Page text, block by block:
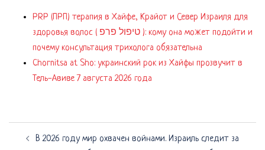
PRP (ПРП) терапия в Хайфе, Крайот и Север Израиля для
здоровья волос ( טיפול פרפ ): кому она может подойти и
почему консультация трихолога обязательна
Chornitsa at Sho: украинский рок из Хайфы прозвучит в
Тель-Авиве 7 августа 2026 года
В 2026 году мир охвачен войнами. Израиль следит за